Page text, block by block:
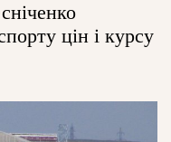
цін і курсу